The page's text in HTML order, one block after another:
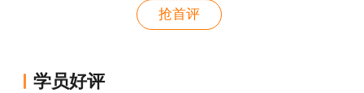
抢首评
学员好评
用户47****66